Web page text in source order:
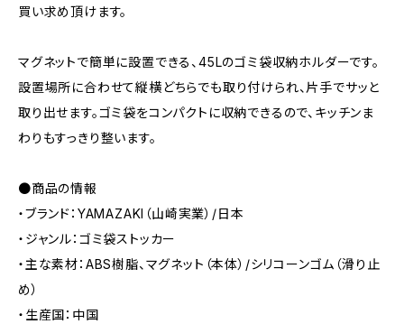
買い求め頂けます。
マグネットで簡単に設置できる、45Lのゴミ袋収納ホルダーです。
設置場所に合わせて縦横どちらでも取り付けられ、片手でサッと
取り出せます。ゴミ袋をコンパクトに収納できるので、キッチンま
わりもすっきり整います。
●商品の情報
・ブランド：YAMAZAKI（山崎実業）/日本
・ジャンル：ゴミ袋ストッカー
・主な素材：ABS樹脂、マグネット（本体）/シリコーンゴム（滑り止
め）
・生産国：中国